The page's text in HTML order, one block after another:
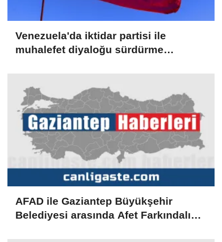
Venezuela'da iktidar partisi ile
muhalefet diyaloğu sürdürme
AFAD ile Gaziantep Büyükşehir
Belediyesi arasında Afet Farkındalık